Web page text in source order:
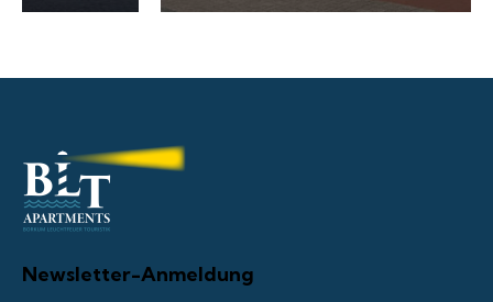
Newsletter-Anmeldung